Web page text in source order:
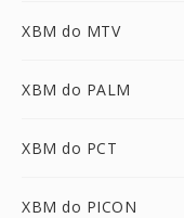
XBM do MTV
XBM do PALM
XBM do PCT
XBM do PICON